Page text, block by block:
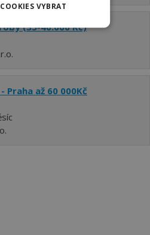
(35-40.000 Kč)
Praha až 60 000Kč
VYBRAT